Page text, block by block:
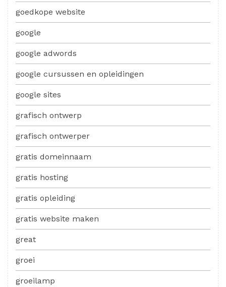
goedkope website
google
google adwords
google cursussen en opleidingen
google sites
grafisch ontwerp
grafisch ontwerper
gratis domeinnaam
gratis hosting
gratis opleiding
gratis website maken
great
groei
groeilamp